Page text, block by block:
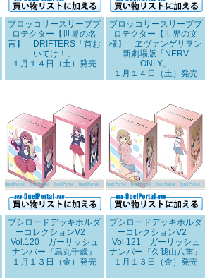
ブロッコリースリーブプ
ロテクター【世界の名
言】 DRIFTERS「首お
いてけ！」
１月１４日（土）発売
ブロッコリースリーブプ
ロテクター【世界の文
様】 ヱヴァンゲリヲン
新劇場版「NERV
ONLY」
１月１４日（土）発売
ブシロードデッキホルダ
ーコレクションV2
Vol.120 ガーリッシュ
ナンバー『烏丸千歳』
１月１３日（金）発売
ブシロードデッキホルダ
ーコレクションV2
Vol.121 ガーリッシュ
ナンバー『久我山八重』
１月１３日（金）発売